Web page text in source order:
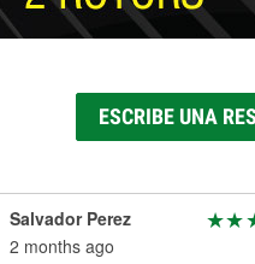
ESCRIBE UNA
Salvador Perez
2 months ago